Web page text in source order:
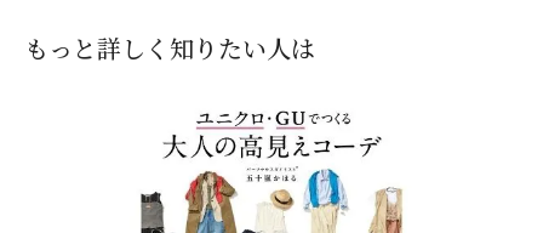
もっと詳しく知りたい人は